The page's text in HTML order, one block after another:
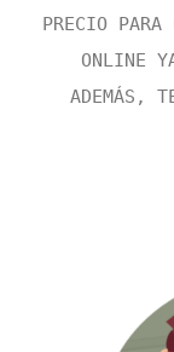
PRECIO PARA
ONLINE
ADEMÁS,